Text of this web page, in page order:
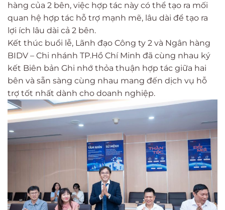
hàng của 2 bên, việc hợp tác này có thể tạo ra mối
quan hệ hợp tác hỗ trợ mạnh mẽ, lâu dài để tạo ra
lợi ích lâu dài cả 2 bên.
Kết thúc buổi lễ, Lãnh đạo Công ty 2 và Ngân hàng
BIDV – Chi nhánh TP.Hồ Chí Minh đã cùng nhau ký
kết Biên bản Ghi nhớ thỏa thuận hợp tác giữa hai
bên và sẵn sàng cùng nhau mang đến dịch vụ hỗ
trợ tốt nhất dành cho doanh nghiệp.